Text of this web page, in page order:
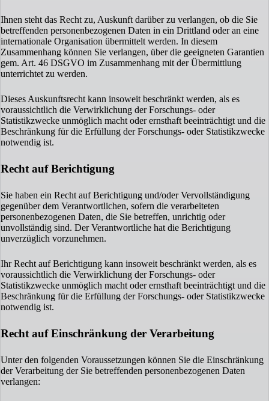
Ihnen steht das Recht zu, Auskunft darüber zu verlangen, ob die Sie
betreffenden personenbezogenen Daten in ein Drittland oder an eine
internationale Organisation übermittelt werden. In diesem
Zusammenhang können Sie verlangen, über die geeigneten Garantien
gem. Art. 46 DSGVO im Zusammenhang mit der Übermittlung
unterrichtet zu werden.
Dieses Auskunftsrecht kann insoweit beschränkt werden, als es
voraussichtlich die Verwirklichung der Forschungs- oder
Statistikzwecke unmöglich macht oder ernsthaft beeinträchtigt und die
Beschränkung für die Erfüllung der Forschungs- oder Statistikzwecke
notwendig ist.
Recht auf Berichtigung
Sie haben ein Recht auf Berichtigung und/oder Vervollständigung
gegenüber dem Verantwortlichen, sofern die verarbeiteten
personenbezogenen Daten, die Sie betreffen, unrichtig oder
unvollständig sind. Der Verantwortliche hat die Berichtigung
unverzüglich vorzunehmen.
Ihr Recht auf Berichtigung kann insoweit beschränkt werden, als es
voraussichtlich die Verwirklichung der Forschungs- oder
Statistikzwecke unmöglich macht oder ernsthaft beeinträchtigt und die
Beschränkung für die Erfüllung der Forschungs- oder Statistikzwecke
notwendig ist.
Recht auf Einschränkung der Verarbeitung
Unter den folgenden Voraussetzungen können Sie die Einschränkung
der Verarbeitung der Sie betreffenden personenbezogenen Daten
verlangen: